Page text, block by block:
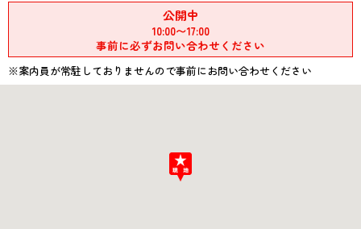
公開中
10:00〜17:00
事前に必ずお問い合わせください
※案内員が常駐しておりませんので事前にお問い合わせください